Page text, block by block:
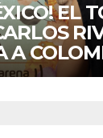
EL
A